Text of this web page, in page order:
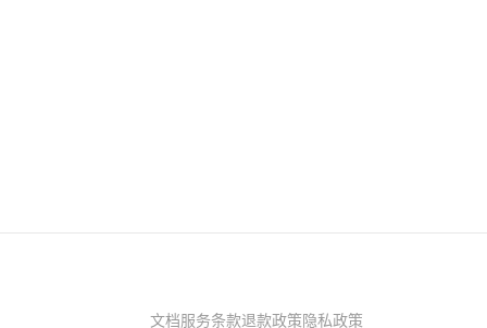
文档服务条款退款政策隐私政策